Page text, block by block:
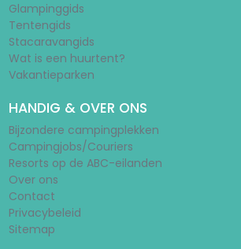
Glampinggids
Tentengids
Stacaravangids
Wat is een huurtent?
Vakantieparken
HANDIG & OVER ONS
Bijzondere campingplekken
Campingjobs/Couriers
Resorts op de ABC-eilanden
Over ons
Contact
Privacybeleid
Sitemap